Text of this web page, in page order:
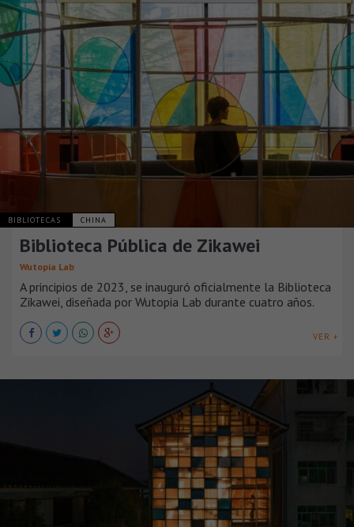
BIBLIOTECAS CHINA
Biblioteca Pública de Zikawei
Wutopia Lab
A principios de 2023, se inauguró oficialmente la Biblioteca
Zikawei, diseñada por Wutopia Lab durante cuatro años.
VER +